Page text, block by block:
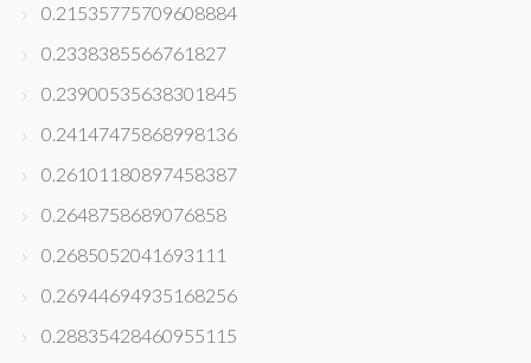
0.21535775709608884
0.2338385566761827
0.23900535638301845
0.24147475868998136
0.26101180897458387
0.2648758689076858
0.2685052041693111
0.26944694935168256
0.28835428460955115